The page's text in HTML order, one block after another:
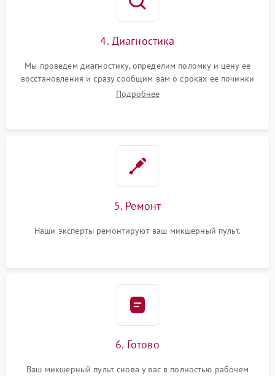
4. Диагностика
Мы проведем диагностику, определим поломку и цену ее
восстановления и сразу сообщим вам о сроках ее починки
Подробнее
5. Ремонт
Наши эксперты ремонтируют ваш микшерный пульт.
6. Готово
Ваш микшерный пульт снова у вас в полностью рабочем